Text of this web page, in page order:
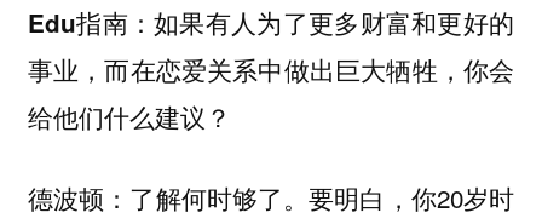
Edu指南：如果有人为了更多财富和更好的
事业，而在恋爱关系中做出巨大牺牲，你会
给他们什么建议？
德波顿： 了解何时够了。要明白，你20岁时